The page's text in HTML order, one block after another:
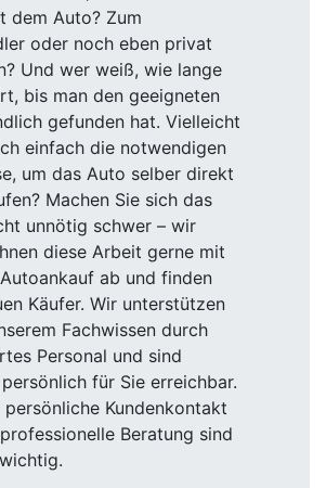
dem Auto? Zum
oder noch eben privat
Und wer weiß, wie lange
bis man den geeigneten
gefunden hat. Vielleicht
einfach die notwendigen
um das Auto selber direkt
Machen Sie sich das
unnötig schwer – wir
diese Arbeit gerne mit
ab und finden
Käufer. Wir unterstützen
Fachwissen durch
Personal und sind
für Sie erreichbar.
persönliche Kundenkontakt
Beratung sind